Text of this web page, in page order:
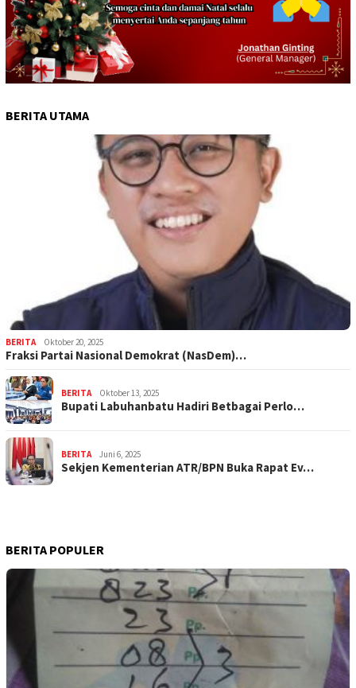
BERITA UTAMA
BERITA Oktober 20, 2025
Fraksi Partai Nasional Demokrat (NasDem)…
BERITA Oktober 13, 2025
Bupati Labuhanbatu Hadiri Betbagai Perlo…
BERITA Juni 6, 2025
Sekjen Kementerian ATR/BPN Buka Rapat Ev…
BERITA POPULER